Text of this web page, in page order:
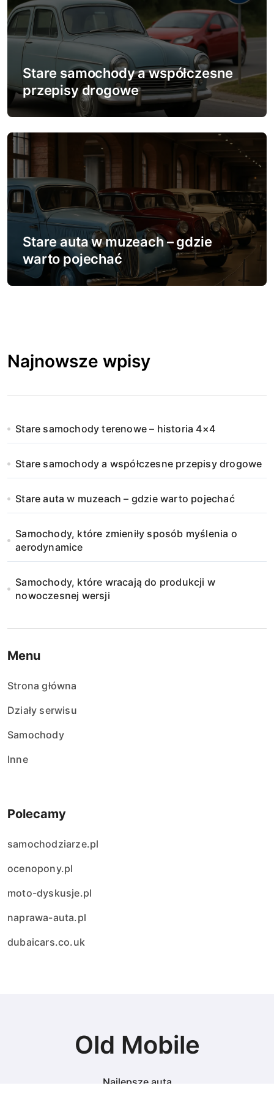
u
Stare samochody a współczesne
przepisy drogowe
Stare auta w muzeach – gdzie
warto pojechać
Najnowsze wpisy
Stare samochody terenowe – historia 4×4
Stare samochody a współczesne przepisy drogowe
Stare auta w muzeach – gdzie warto pojechać
Samochody, które zmieniły sposób myślenia o
aerodynamice
Samochody, które wracają do produkcji w
nowoczesnej wersji
Menu
Strona główna
Działy serwisu
Samochody
Inne
Polecamy
samochodziarze.pl
ocenopony.pl
moto-dyskusje.pl
naprawa-auta.pl
dubaicars.co.uk
Old Mobile
Najlepsze auta